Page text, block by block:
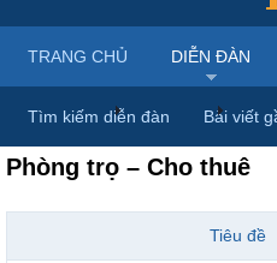
Trang chủ Diễn đàn Rao
Phòng trọ – Cho thuê
Tiêu đề
TRANG CHỦ DIỄN ĐÀN
Tìm kiếm diễn đàn Bài viết